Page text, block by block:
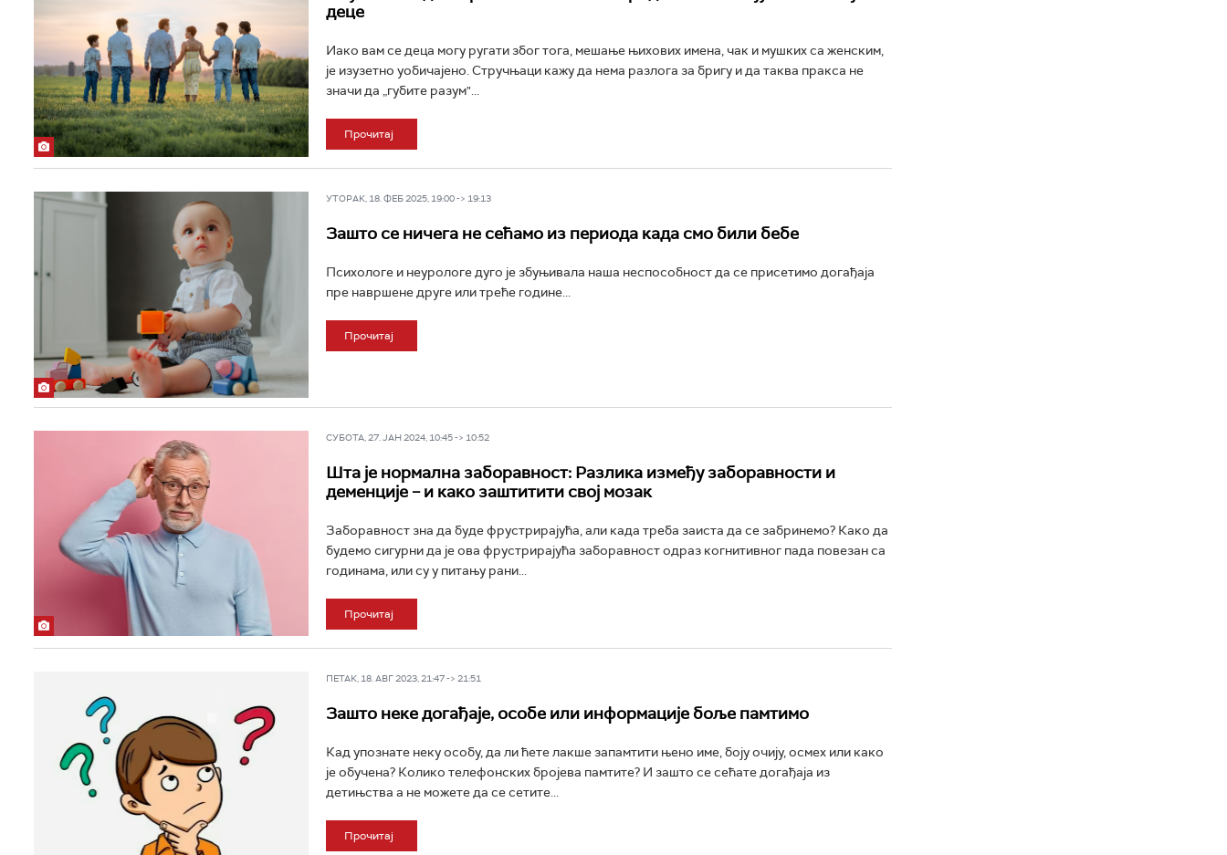
деце
Иако вам се деца могу ругати због тога, мешање њихових имена, чак и мушких са женским,
је изузетно уобичајено. Стручњаци кажу да нема разлога за бригу и да таква пракса не
значи да „губите разум"...
Прочитај
УТОРАК, 18. ФЕБ 2025, 19:00 -> 19:13
Зашто се ничега не сећамо из периода када смо били бебе
Психологе и неурологе дуго је збуњивала наша неспособност да се присетимо догађаја
пре навршене друге или треће године...
Прочитај
СУБОТА, 27. ЈАН 2024, 10:45 -> 10:52
Шта је нормална заборавност: Разлика између заборавности и
деменције – и како заштитити свој мозак
Заборавност зна да буде фрустрирајућа, али када треба заиста да се забринемо? Како да
будемо сигурни да је ова фрустрирајућа заборавност одраз когнитивног пада повезан са
годинама, или су у питању рани...
Прочитај
ПЕТАК, 18. АВГ 2023, 21:47 -> 21:51
Зашто неке догађаје, особе или информације боље памтимо
Кад упознате неку особу, да ли ћете лакше запамтити њено име, боју очију, осмех или како
је обучена? Колико телефонских бројева памтите? И зашто се сећате догађаја из
детињства а не можете да се сетите...
Прочитај